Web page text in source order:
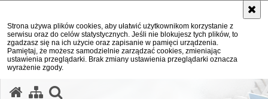
Strona używa plików cookies, aby ułatwić użytkownikom korzystanie z
serwisu oraz do celów statystycznych. Jeśli nie blokujesz tych plików, to
zgadzasz się na ich użycie oraz zapisanie w pamięci urządzenia.
Pamiętaj, że możesz samodzielnie zarządzać cookies, zmieniając
ustawienia przeglądarki. Brak zmiany ustawienia przeglądarki oznacza
wyrażenie zgody.